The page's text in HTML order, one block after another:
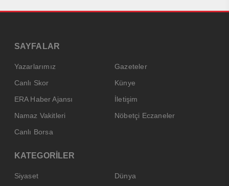
SAYFALAR
Yazarlarımız
Gazeteler
Canlı Skor
Künye
ERA Haber Ajansı
İletişim
Namaz Vakitleri
Nöbetçi Eczaneler
Canlı Borsa
KATEGORİLER
Siyaset
Dünya